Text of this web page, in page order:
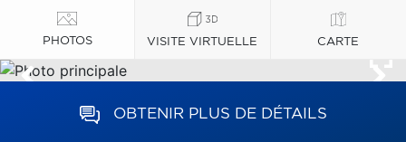
PHOTOS VISITE VIRTUELLE CARTE
OBTENIR PLUS DE DÉTAILS